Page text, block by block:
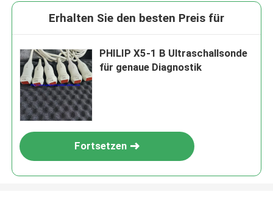
Erhalten Sie den besten Preis für
PHILIP X5-1 B Ultraschallsonde
für genaue Diagnostik
Fortsetzen